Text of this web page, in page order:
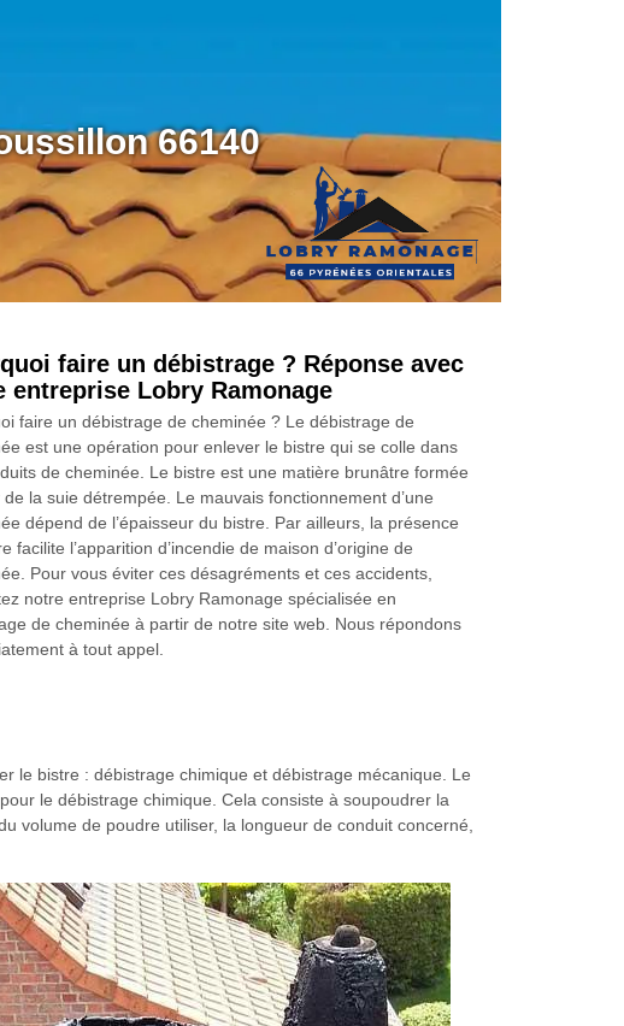
66140
faire un débistrage ? Réponse avec
entreprise Lobry Ramonage
faire un débistrage de cheminée ? Le débistrage de
est une opération pour enlever le bistre qui se colle dans
de cheminée. Le bistre est une matière brunâtre formée
la suie détrempée. Le mauvais fonctionnement d’une
dépend de l’épaisseur du bistre. Par ailleurs, la présence
facilite l’apparition d’incendie de maison d’origine de
Pour vous éviter ces désagréments et ces accidents,
notre entreprise Lobry Ramonage spécialisée en
de cheminée à partir de notre site web. Nous répondons
à tout appel.
le bistre : débistrage chimique et débistrage mécanique. Le
le débistrage chimique. Cela consiste à soupoudrer la
volume de poudre utiliser, la longueur de conduit concerné,